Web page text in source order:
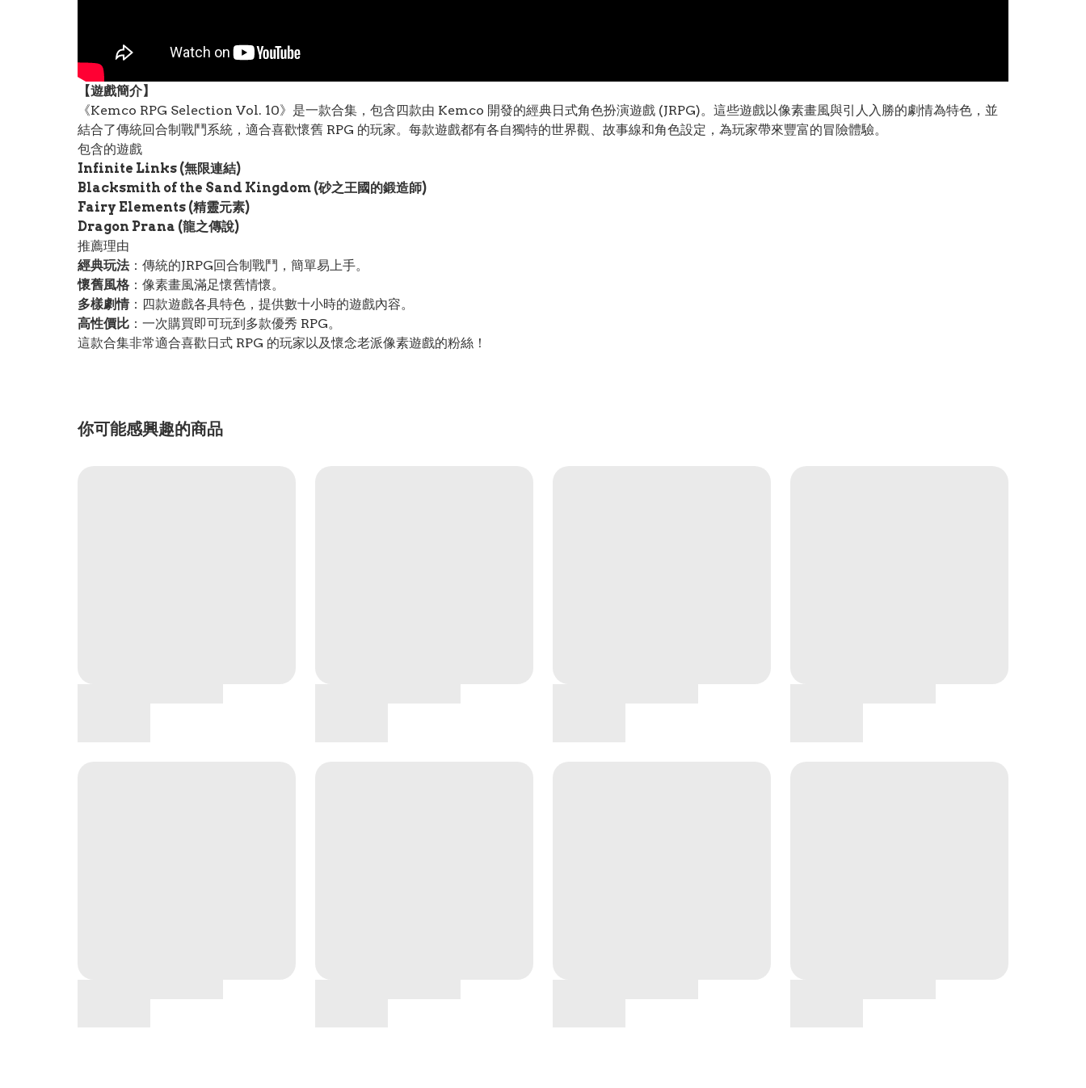
【遊戲簡介】
《Kemco RPG Selection Vol. 10》是一款合集，包含四款由 Kemco 開發的經典日式角色扮演遊戲 (JRPG)。這些遊戲以像素畫風與引人入勝的劇情為特色，並
結合了傳統回合制戰鬥系統，適合喜歡懷舊 RPG 的玩家。每款遊戲都有各自獨特的世界觀、故事線和角色設定，為玩家帶來豐富的冒險體驗。
包含的遊戲
Infinite Links (無限連結)
Blacksmith of the Sand Kingdom (砂之王國的鍛造師)
Fairy Elements (精靈元素)
Dragon Prana (龍之傳說)
推薦理由
經典玩法：傳統的JRPG回合制戰鬥，簡單易上手。
懷舊風格 ：像素畫風滿足懷舊情懷。
多樣劇情：四款遊戲各具特色，提供數十小時的遊戲內容。
高性價比 ：一次購買即可玩到多款優秀 RPG。
這款合集非常適合喜歡日式 RPG 的玩家以及懷念老派像素遊戲的粉絲！
你可能感興趣的商品